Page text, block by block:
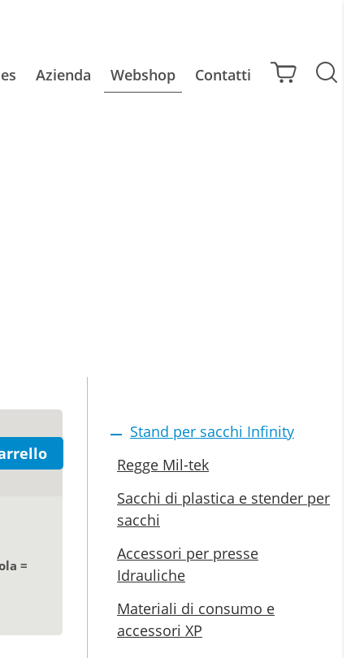
Azienda Webshop Contatti
=
Stand per sacchi Infinity
Regge Mil-tek
Sacchi di plastica e stender per
sacchi
Accessori per presse
Idrauliche
Materiali di consumo e
accessori XP